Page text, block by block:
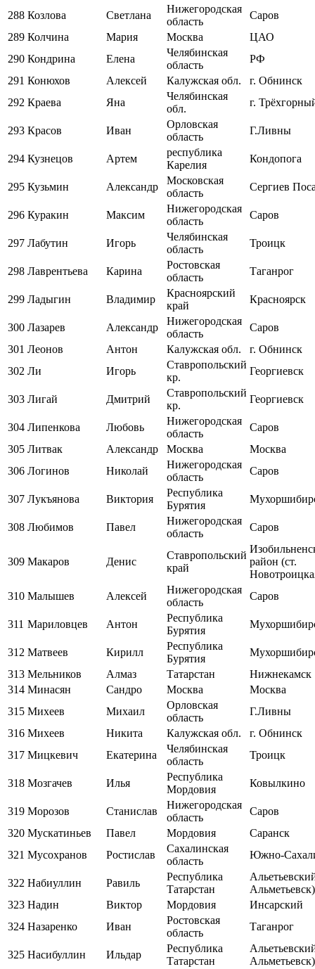
288 Козлова Светлана
Нижегородская
область
Саров
289 Колчина Мария Москва
ЦАО
290 Кондрина Елена
Челябинская
область
РФ
291 Конюхов Алексей Калужская обл.
г. Обнинск
292 Краева Яна
Челябинская
обл.
г.
293 Красов Иван
Орловская
область
Г.Ливны
294 Кузнецов Артем
республика
Карелия
Кондопога
295 Кузьмин Александр
Московская
область
Сергиев
296 Куракин Максим
Нижегородская
область
Саров
297 Лабутин Игорь
Челябинская
область
Троицк
298 Лаврентьева Карина
Ростовская
область
Таганрог
299 Ладыгин Владимир
Красноярский
край
Красноярск
300 Лазарев Александр
Нижегородская
область
Саров
301 Леонов Антон Калужская обл.
г. Обнинск
302 Ли Игорь
Ставропольский
кр.
Георгиевск
303 Лигай Дмитрий
Ставропольский
кр.
Георгиевск
304 Липенкова Любовь
Нижегородская
область
Саров
305 Литвак Александр Москва
Москва
306 Логинов Николай
Нижегородская
область
Саров
307 Лукъянова Виктория
Республика
Бурятия
308 Любимов Павел
Нижегородская
область
Саров
309 Макаров Денис
Ставропольский
край
район (ст.
310 Малышев Алексей
Нижегородская
область
Саров
311 Мариловцев Антон
Республика
Бурятия
312 Матвеев Кирилл
Республика
Бурятия
313 Мельников Алмаз Татарстан
Нижнекамск
314 Минасян Сандро Москва
Москва
315 Михеев Михаил
Орловская
область
Г.Ливны
316 Михеев Никита Калужская обл.
г. Обнинск
317 Мицкевич Екатерина
Челябинская
область
Троицк
318 Мозгачев Илья
Республика
Мордовия
Ковылкино
319 Морозов Станислав
Нижегородская
область
Саров
320 Мускатиньев Павел Мордовия
Саранск
321 Мусохранов Ростислав
Сахалинская
область
Южно-
322 Набиуллин Равиль
Республика
Татарстан
Альметьевск)
323 Надин Виктор Мордовия
Инсарский
324 Назаренко Иван
Ростовская
область
Таганрог
325 Насибуллин Ильдар
Республика
Татарстан
Альметьевск)